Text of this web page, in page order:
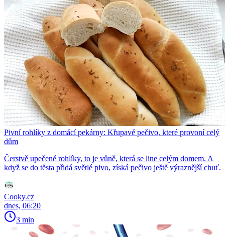
Pivní rohlíky z domácí pekárny: Křupavé pečivo, které provoní celý
dům
Čerstvě upečené rohlíky, to je vůně, která se line celým domem. A
když se do těsta přidá světlé pivo, získá pečivo ještě výraznější chuť.
Cooky.cz
dnes, 06:20
3 min